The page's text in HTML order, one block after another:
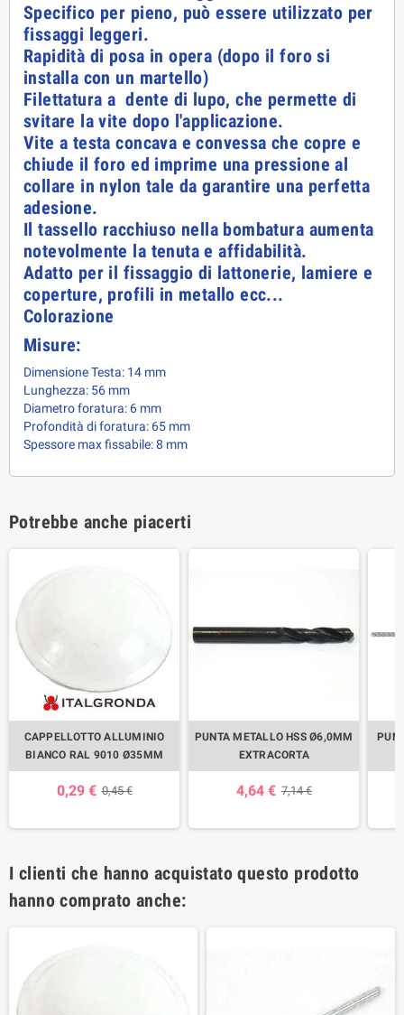
Specifico per pieno, può essere utilizzato per
fissaggi leggeri.
Rapidità di posa in opera (dopo il foro si
installa con un martello)
Filettatura a dente di lupo, che permette di
svitare la vite dopo l'applicazione.
Vite a testa concava e convessa che copre e
chiude il foro ed imprime una pressione al
collare in nylon tale da garantire una perfetta
adesione.
Il tassello racchiuso nella bombatura aumenta
notevolmente la tenuta e affidabilità.
Adatto per il fissaggio di lattonerie, lamiere e
coperture, profili in metallo ecc...
Colorazione
Misure:
Dimensione Testa: 14 mm
Lunghezza: 56 mm
Diametro foratura: 6 mm
Profondità di foratura: 65 mm
Spessore max fissabile: 8 mm
Potrebbe anche piacerti
CAPPELLOTTO ALLUMINIO
BIANCO RAL 9010 Ø35MM
0,29 € 0,45 €
PUNTA METALLO HSS Ø6,0MM
EXTRACORTA
4,64 € 7,14 €
I clienti che hanno acquistato questo prodotto
hanno comprato anche: